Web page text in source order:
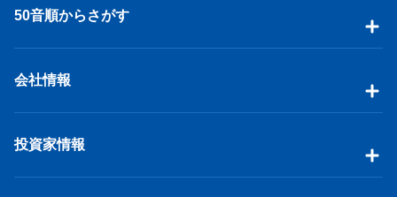
50音順からさがす
会社情報
投資家情報